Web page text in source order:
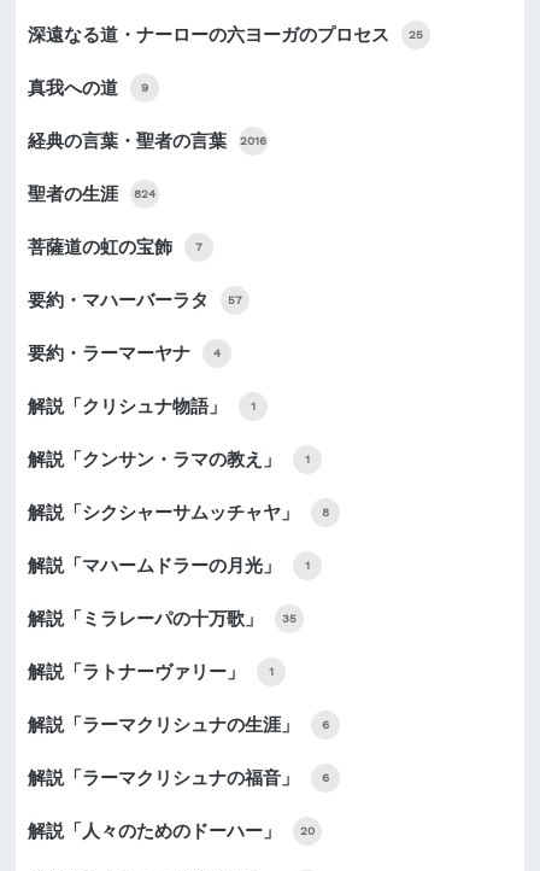
深遠なる道・ナーローの六ヨーガのプロセス 25
真我への道 9
経典の言葉・聖者の言葉 2016
聖者の生涯 824
菩薩道の虹の宝飾 7
要約・マハーバーラタ 57
要約・ラーマーヤナ 4
解説「クリシュナ物語」 1
解説「クンサン・ラマの教え」 1
解説「シクシャーサムッチャヤ」 8
解説「マハームドラーの月光」 1
解説「ミラレーパの十万歌」 35
解説「ラトナーヴァリー」 1
解説「ラーマクリシュナの生涯」 6
解説「ラーマクリシュナの福音」 6
解説「人々のためのドーハー」 20